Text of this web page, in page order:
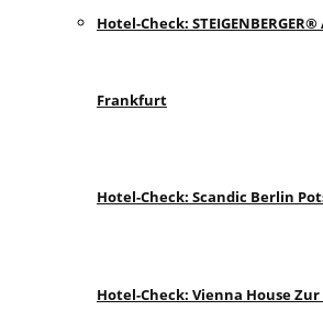
Hotel-Check:
Frankfurt
Hotel-Check: Scandic Berlin
Hotel-Check: Vienna House